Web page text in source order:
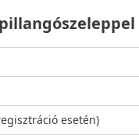
esetén)